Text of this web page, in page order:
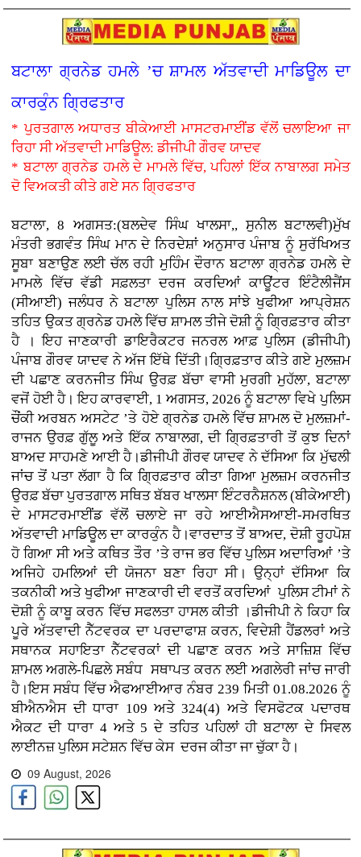
ਬਟਾਲਾ ਗ੍ਰਨੇਡ ਹਮਲੇ ’ਚ ਸ਼ਾਮਲ ਅੱਤਵਾਦੀ ਮਾਡਿਊਲ ਦਾ
ਕਾਰਕੁੰਨ ਗ੍ਰਿਫਤਾਰ
* ਪੁਰਤਗਾਲ ਅਧਾਰਤ ਬੀਕੇਆਈ ਮਾਸਟਰਮਾਈਂਡ ਵੱਲੋਂ ਚਲਾਇਆ ਜਾ
ਰਿਹਾ ਸੀ ਅੱਤਵਾਦੀ ਮਾਡਿਊਲ: ਡੀਜੀਪੀ ਗੌਰਵ ਯਾਦਵ
* ਬਟਾਲਾ ਗ੍ਰਨੇਡ ਹਮਲੇ ਦੇ ਮਾਮਲੇ ਵਿੱਚ, ਪਹਿਲਾਂ ਇੱਕ ਨਾਬਾਲਗ ਸਮੇਤ
ਦੋ ਵਿਅਕਤੀ ਕੀਤੇ ਗਏ ਸਨ ਗ੍ਰਿਫਤਾਰ
ਬਟਾਲਾ, 8 ਅਗਸਤ:(ਬਲਦੇਵ ਸਿੰਘ ਖਾਲਸਾ,, ਸੁਨੀਲ ਬਟਾਲਵੀ)ਮੁੱਖ
ਮੰਤਰੀ ਭਗਵੰਤ ਸਿੰਘ ਮਾਨ ਦੇ ਨਿਰਦੇਸ਼ਾਂ ਅਨੁਸਾਰ ਪੰਜਾਬ ਨੂੰ ਸੁਰੱਖਿਅਤ
ਸੂਬਾ ਬਣਾਉਣ ਲਈ ਚੱਲ ਰਹੀ ਮੁਹਿੰਮ ਦੌਰਾਨ ਬਟਾਲਾ ਗ੍ਰਨੇਡ ਹਮਲੇ ਦੇ
ਮਾਮਲੇ ਵਿੱਚ ਵੱਡੀ ਸਫ਼ਲਤਾ ਦਰਜ ਕਰਦਿਆਂ ਕਾਊਂਟਰ ਇੰਟੈਲੀਜੈਂਸ
(ਸੀਆਈ) ਜਲੰਧਰ ਨੇ ਬਟਾਲਾ ਪੁਲਿਸ ਨਾਲ ਸਾਂਝੇ ਖੁਫੀਆ ਆਪ੍ਰੇਸ਼ਨ
ਤਹਿਤ ਉਕਤ ਗ੍ਰਨੇਡ ਹਮਲੇ ਵਿੱਚ ਸ਼ਾਮਲ ਤੀਜੇ ਦੋਸ਼ੀ ਨੂੰ ਗ੍ਰਿਫ਼ਤਾਰ ਕੀਤਾ
ਹੈ । ਇਹ ਜਾਣਕਾਰੀ ਡਾਇਰੈਕਟਰ ਜਨਰਲ ਆਫ਼ ਪੁਲਿਸ (ਡੀਜੀਪੀ)
ਪੰਜਾਬ ਗੌਰਵ ਯਾਦਵ ਨੇ ਅੱਜ ਇੱਥੇ ਦਿੱਤੀ।ਗ੍ਰਿਫ਼ਤਾਰ ਕੀਤੇ ਗਏ ਮੁਲਜ਼ਮ
ਦੀ ਪਛਾਣ ਕਰਨਜੀਤ ਸਿੰਘ ਉਰਫ਼ ਬੱਚਾ ਵਾਸੀ ਮੁਰਗੀ ਮੁਹੱਲਾ, ਬਟਾਲਾ
ਵਜੋਂ ਹੋਈ ਹੈ। ਇਹ ਕਾਰਵਾਈ, 1 ਅਗਸਤ, 2026 ਨੂੰ ਬਟਾਲਾ ਵਿਖੇ ਪੁਲਿਸ
ਚੌਂਕੀ ਅਰਬਨ ਅਸਟੇਟ ’ਤੇ ਹੋਏ ਗ੍ਰਨੇਡ ਹਮਲੇ ਵਿੱਚ ਸ਼ਾਮਲ ਦੋ ਮੁਲਜ਼ਮਾਂ-
ਰਾਜਨ ਉਰਫ਼ ਗੁੱਲੂ ਅਤੇ ਇੱਕ ਨਾਬਾਲਗ, ਦੀ ਗ੍ਰਿਫ਼ਤਾਰੀ ਤੋਂ ਕੁਝ ਦਿਨਾਂ
ਬਾਅਦ ਸਾਹਮਣੇ ਆਈ ਹੈ।ਡੀਜੀਪੀ ਗੌਰਵ ਯਾਦਵ ਨੇ ਦੱਸਿਆ ਕਿ ਮੁੱਢਲੀ
ਜਾਂਚ ਤੋਂ ਪਤਾ ਲੱਗਾ ਹੈ ਕਿ ਗ੍ਰਿਫ਼ਤਾਰ ਕੀਤਾ ਗਿਆ ਮੁਲਜ਼ਮ ਕਰਨਜੀਤ
ਉਰਫ਼ ਬੱਚਾ ਪੁਰਤਗਾਲ ਸਥਿਤ ਬੱਬਰ ਖਾਲਸਾ ਇੰਟਰਨੈਸ਼ਨਲ (ਬੀਕੇਆਈ)
ਦੇ ਮਾਸਟਰਮਾਈਂਡ ਵੱਲੋਂ ਚਲਾਏ ਜਾ ਰਹੇ ਆਈਐਸਆਈ-ਸਮਰਥਿਤ
ਅੱਤਵਾਦੀ ਮਾਡਿਊਲ ਦਾ ਕਾਰਕੁੰਨ ਹੈ।ਵਾਰਦਾਤ ਤੋਂ ਬਾਅਦ, ਦੋਸ਼ੀ ਰੂਹਪੋਸ਼
ਹੋ ਗਿਆ ਸੀ ਅਤੇ ਕਥਿਤ ਤੌਰ ’ਤੇ ਰਾਜ ਭਰ ਵਿੱਚ ਪੁਲਿਸ ਅਦਾਰਿਆਂ ’ਤੇ
ਅਜਿਹੇ ਹਮਲਿਆਂ ਦੀ ਯੋਜਨਾ ਬਣਾ ਰਿਹਾ ਸੀ। ਉਨ੍ਹਾਂ ਦੱਸਿਆ ਕਿ
ਤਕਨੀਕੀ ਅਤੇ ਖੁਫੀਆ ਜਾਣਕਾਰੀ ਦੀ ਵਰਤੋਂ ਕਰਦਿਆਂ ਪੁਲਿਸ ਟੀਮਾਂ ਨੇ
ਦੋਸ਼ੀ ਨੂੰ ਕਾਬੂ ਕਰਨ ਵਿੱਚ ਸਫਲਤਾ ਹਾਸਲ ਕੀਤੀ ।ਡੀਜੀਪੀ ਨੇ ਕਿਹਾ ਕਿ
ਪੂਰੇ ਅੱਤਵਾਦੀ ਨੈੱਟਵਰਕ ਦਾ ਪਰਦਾਫਾਸ਼ ਕਰਨ, ਵਿਦੇਸ਼ੀ ਹੈਂਡਲਰਾਂ ਅਤੇ
ਸਥਾਨਕ ਸਹਾਇਤਾ ਨੈੱਟਵਰਕਾਂ ਦੀ ਪਛਾਣ ਕਰਨ ਅਤੇ ਸਾਜ਼ਿਸ਼ ਵਿੱਚ
ਸ਼ਾਮਲ ਅਗਲੇ-ਪਿਛਲੇ ਸਬੰਧ ਸਥਾਪਤ ਕਰਨ ਲਈ ਅਗਲੇਰੀ ਜਾਂਚ ਜਾਰੀ
ਹੈ।ਇਸ ਸਬੰਧ ਵਿੱਚ ਐਫਆਈਆਰ ਨੰਬਰ 239 ਮਿਤੀ 01.08.2026 ਨੂੰ
ਬੀਐਨਐਸ ਦੀ ਧਾਰਾ 109 ਅਤੇ 324(4) ਅਤੇ ਵਿਸਫੋਟਕ ਪਦਾਰਥ
ਐਕਟ ਦੀ ਧਾਰਾ 4 ਅਤੇ 5 ਦੇ ਤਹਿਤ ਪਹਿਲਾਂ ਹੀ ਬਟਾਲਾ ਦੇ ਸਿਵਲ
ਲਾਈਨਜ਼ ਪੁਲਿਸ ਸਟੇਸ਼ਨ ਵਿੱਚ ਕੇਸ ਦਰਜ ਕੀਤਾ ਜਾ ਚੁੱਕਾ ਹੈ।
09 August, 2026